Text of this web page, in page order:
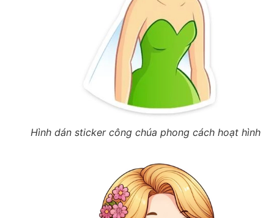
Hình dán sticker công chúa phong cách hoạt hình